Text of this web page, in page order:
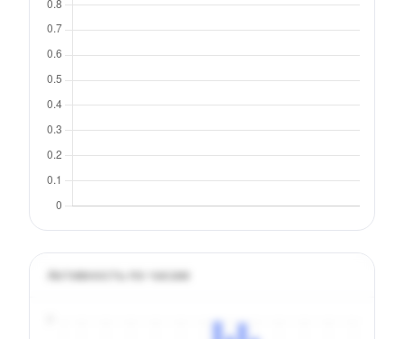
Активность по часам